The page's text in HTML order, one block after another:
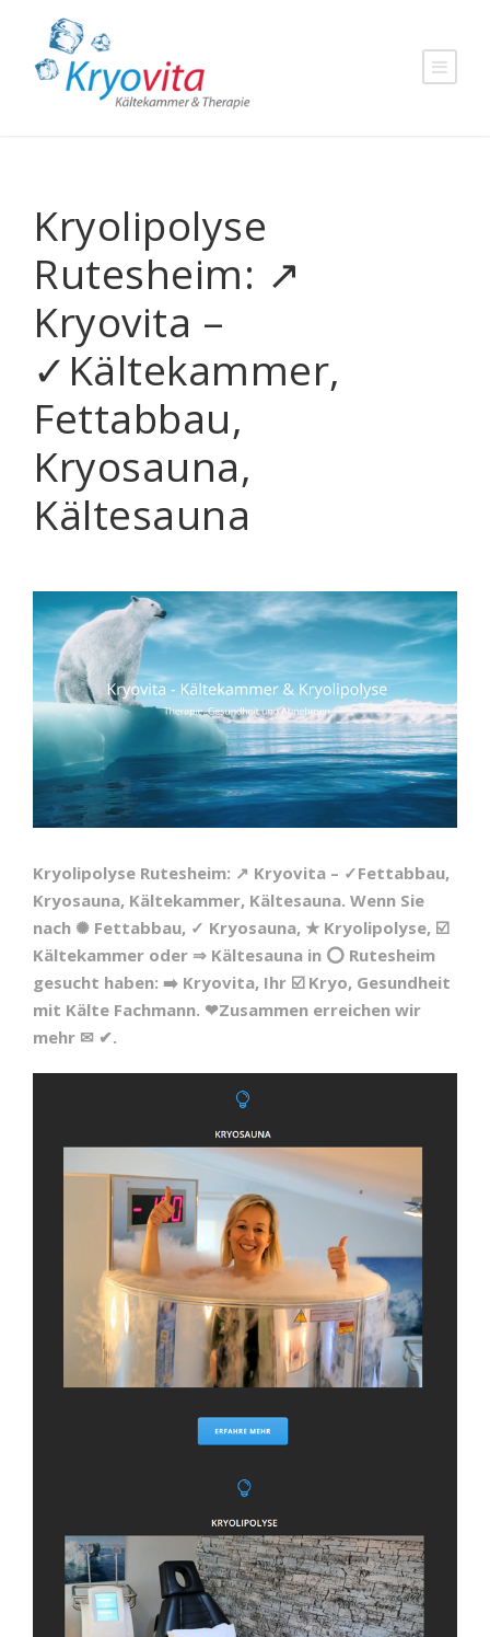
Kryolipolyse
Rutesheim: ↗️
Kryovita –
✓Kältekammer,
Fettabbau,
Kryosauna,
Kältesauna
Kryolipolyse Rutesheim: ↗️ Kryovita – ✓Fettabbau,
Kryosauna, Kältekammer, Kältesauna. Wenn Sie
nach ✺ Fettabbau, ✓ Kryosauna, ★ Kryolipolyse, ☑️
Kältekammer oder ⇒ Kältesauna in ⭕ Rutesheim
gesucht haben: ➡️ Kryovita, Ihr ☑️ Kryo, Gesundheit
mit Kälte Fachmann. ❤Zusammen erreichen wir
mehr ✉ ✔.